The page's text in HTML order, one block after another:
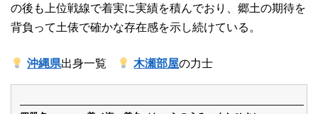
の後も上位戦線で着実に実績を積んでおり、郷土の期待を
背負って土俵で確かな存在感を示し続けている。
沖縄県出身一覧 木瀬部屋の力士